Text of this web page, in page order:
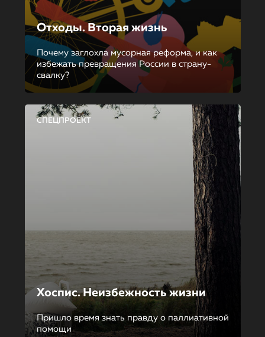
Отходы. Вторая жизнь
Почему заглохла мусорная реформа, и как
избежать превращения России в страну-
свалку?
СПЕЦПРОЕКТ
Хоспис. Неизбежность жизни
Пришло время знать правду о паллиативной
помощи